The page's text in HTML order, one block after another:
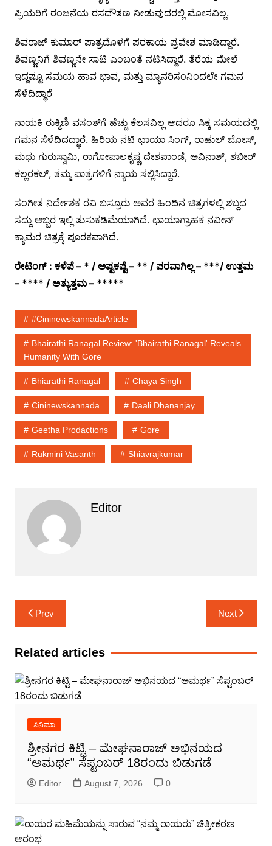
ಪ್ರಿಯರಿಗೆ ರಂಜನೆಯ ರಸದೌತಣ ನೀಡುವುದರಲ್ಲಿ ಮೋಸವಿಲ್ಲ.
ಶಿವರಾಜ್ ಕುಮಾರ್ ಪಾತ್ರದೊಳಗೆ ಪರಕಾಯ ಪ್ರವೇಶ ಮಾಡಿದ್ದಾರೆ.
ಶಿವಣ್ಣನಿಗೆ ಶಿವಣ್ಣನೇ ಸಾಟಿ ಎಂಬಂತೆ ನಟಿಸಿದ್ದಾರೆ. ತೆರೆಯ ಮೇಲೆ
ಇದ್ದಷ್ಟೂ ಸಮಯ ಹಾವ ಭಾವ, ಮತ್ತು ಮ್ಯಾನರಿಸಂನಿಂದಲೇ ಗಮನ
ಸೆಳೆದಿದ್ಧಾರೆ
ನಾಯಕಿ ರುಕ್ಮಿಣಿ ವಸಂತ್‍ಗೆ ಹೆಚ್ಚು ಕೆಲಸವಿಲ್ಲ ಆದರೂ ಸಿಕ್ಕ ಸಮಯದಲ್ಲಿ
ಗಮನ ಸೆಳೆದಿದದ್ಧಾರೆ. ಹಿರಿಯ ನಟಿ ಛಾಯಾ ಸಿಂಗ್, ರಾಹುಲ್ ಬೋಸ್,
ಮಧು ಗುರುಸ್ವಾಮಿ, ರಾಗೋಪಾಲಕೃಷ್ಣ ದೇಶಪಾಂಡೆ, ಅವಿನಾಶ್, ಶಬೀರ್
ಕಲ್ಲರಕಲ್, ತಮ್ಮ ಪಾತ್ರಗಳಿಗೆ ನ್ಯಾಯ ಸಲ್ಲಿಸಿದ್ದಾರೆ.
ಸಂಗೀತ ನಿರ್ದೇಶಕ ರವಿ ಬಸ್ರೂರು ಅವರ ಹಿಂದಿನ ಚಿತ್ರಗಳಲ್ಲಿ ಶಬ್ದದ
ಸದ್ದು ಅಬ್ಬರ ಇಲ್ಲಿ ತುಸುಕಡಿಮೆಯಾಗಿದೆ. ಛಾಯಾಗ್ರಾಹಕ ನವೀನ್
ಕ್ಯಾಮರ ಚಿತ್ರಕ್ಕೆ ಪೂರಕವಾಗಿದೆ.
ರೇಟಿಂಗ್ : ಕಳೆಪೆ – * / ಅಷ್ಟಕಷ್ಟೆ – ** / ಪರವಾಗಿಲ್ಲ – ***/ ಉತ್ತಮ
– **** / ಅತ್ಯುತ್ತಮ – *****
#cininewskannadaArticle
Bhairathi Ranagal Review: 'Bhairathi Ranagal' Reveals
Humanity With Gore
Bhiarathi Ranagal Chaya Singh
Cininewskannada Daali Dhananjay
Geetha Prodactions Gore
Rukmini Vasanth Shiavrajkumar
Editor
Post
navigation
Prev Next
Related articles
ಸಿನಿಮಾ
ಶ್ರೀನಗರ ಕಿಟ್ಟಿ – ಮೇಘನಾರಾಜ್ ಅಭಿನಯದ
“ಅಮರ್ಥ” ಸೆಪ್ಟಂಬರ್ 18ರಂದು ಬಿಡುಗಡೆ
Editor August 7, 2026 0